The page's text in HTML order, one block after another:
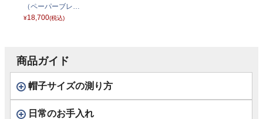
（ペーパーブレー
ド ハット） ネイビ
¥18,700(税込)
商品ガイド
帽子サイズの測り方
日常のお手入れ